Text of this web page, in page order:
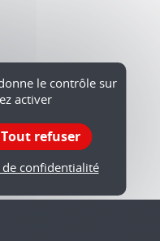
le contrôle sur
activer
Tout refuser
confidentialité